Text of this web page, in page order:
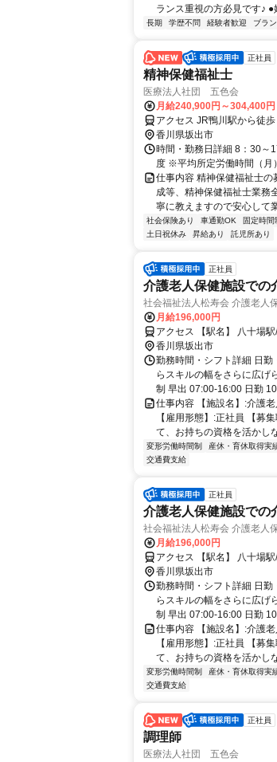
ランス重視の方必見です♪
長期 学歴不問 経験者歓迎 ブラ
正社員
精神保健福祉士
医療法人社団 五色会
月給240,900円～304,400円
アクセス JR鴨川駅から徒
香川県坂出市
時間・勤務日詳細 8：30～
度 ※平均所定労働時間（月
仕事内容 精神保健福祉士
成等、精神保健福祉士業務
寧に教えますので安心して
社会保険あり 車通勤OK 固定時間
土日祝休み
昇給あり 託児所あり
正社員
介護老人保健施設での
社会福祉法人松寿会 介護老人
月給196,000円
アクセス 【駅名】 八十場
香川県坂出市
勤務時間・シフト詳細 日
らスキルの幅をさらに広げ
制 早出 07:00-16:00 日勤
仕事内容 【施設名】:介護
【雇用形態】:正社員 【募
て、お持ちの資格を活かし
変形労働時間制 産休・育休取得実
交通費支給
正社員
介護老人保健施設での
社会福祉法人松寿会 介護老人
月給196,000円
アクセス 【駅名】 八十場
香川県坂出市
勤務時間・シフト詳細 日
らスキルの幅をさらに広げ
制 早出 07:00-16:00 日勤
仕事内容 【施設名】:介護
【雇用形態】:正社員 【募
て、お持ちの資格を活かし
変形労働時間制 産休・育休取得実
交通費支給
正社員
調理師
医療法人社団 五色会